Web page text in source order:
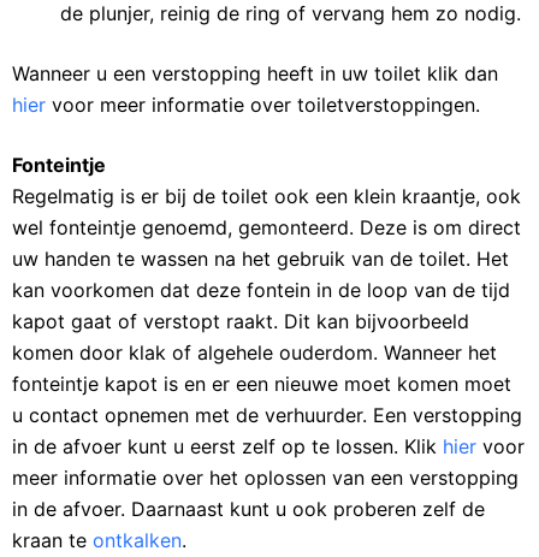
de plunjer, reinig de ring of vervang hem zo nodig.
Wanneer u een verstopping heeft in uw toilet klik dan
hier voor meer informatie over toiletverstoppingen.
Fonteintje
Regelmatig is er bij de toilet ook een klein kraantje, ook
wel fonteintje genoemd, gemonteerd. Deze is om direct
uw handen te wassen na het gebruik van de toilet. Het
kan voorkomen dat deze fontein in de loop van de tijd
kapot gaat of verstopt raakt. Dit kan bijvoorbeeld
komen door klak of algehele ouderdom. Wanneer het
fonteintje kapot is en er een nieuwe moet komen moet
u contact opnemen met de verhuurder. Een verstopping
in de afvoer kunt u eerst zelf op te lossen. Klik hier voor
meer informatie over het oplossen van een verstopping
in de afvoer. Daarnaast kunt u ook proberen zelf de
kraan te ontkalken.